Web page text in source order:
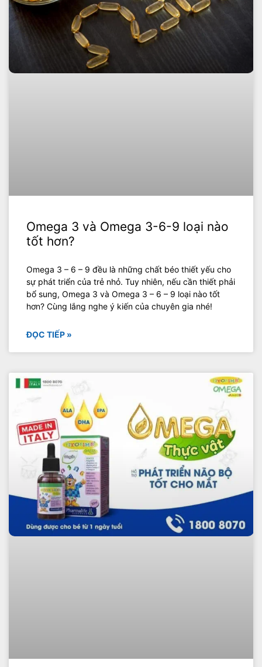
Omega 3 và Omega 3-6-9 loại nào
tốt hơn?
Omega 3 – 6 – 9 đều là những chất béo thiết yếu cho
sự phát triển của trẻ nhỏ. Tuy nhiên, nếu cần thiết phải
bổ sung, Omega 3 và Omega 3 – 6 – 9 loại nào tốt
hơn? Cùng lắng nghe ý kiến của chuyên gia nhé!
ĐỌC TIẾP »